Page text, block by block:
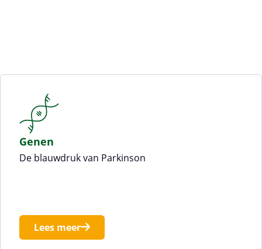
Genen
De blauwdruk van Parkinson
Lees meer